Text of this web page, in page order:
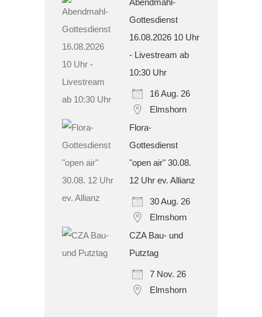
Gottesdienst
16.08.2026 10 Uhr
- Livestream ab
10:30 Uhr
16 Aug. 26
Elmshorn
Flora-
Gottesdienst
"open air" 30.08.
12 Uhr ev. Allianz
30 Aug. 26
Elmshorn
CZA Bau- und
Putztag
7 Nov. 26
Elmshorn